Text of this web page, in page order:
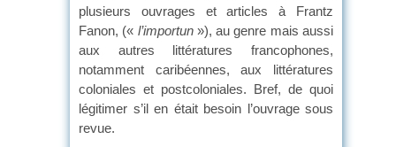
plusieurs ouvrages et articles à Frantz
Fanon, (« l’importun»), au genre mais aussi
aux autres littératures francophones,
notamment caribéennes, aux littératures
coloniales et postcoloniales. Bref, de quoi
légitimer s’il en était besoin l’ouvrage sous
revue.